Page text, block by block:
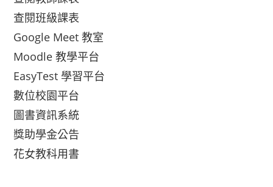
查閱班級課表
Google Meet 教室
Moodle 教學平台
EasyTest 學習平台
數位校園平台
圖書資訊系統
獎助學金公告
花女教科用書